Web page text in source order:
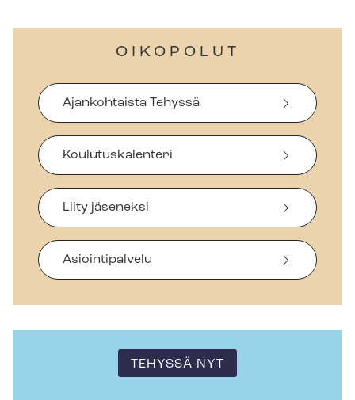
OIKOPOLUT
Ajankohtaista Tehyssä
Koulutuskalenteri
Liity jäseneksi
Asiointipalvelu
TEHYSSÄ NYT